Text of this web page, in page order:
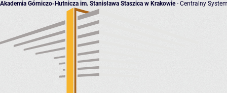
Akademia Górniczo-Hutnicza im. Stanisława Staszica w Krakowie- Centralny